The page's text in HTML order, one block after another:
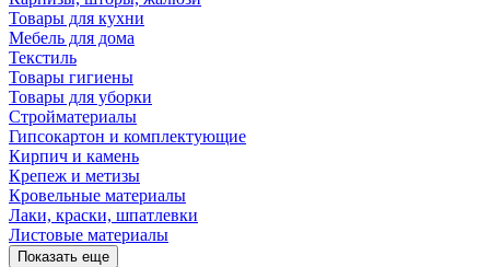
Товары для кухни
Мебель для дома
Текстиль
Товары гигиены
Товары для уборки
Стройматериалы
Гипсокартон и комплектующие
Кирпич и камень
Крепеж и метизы
Кровельные материалы
Лаки, краски, шпатлевки
Листовые материалы
Показать еще